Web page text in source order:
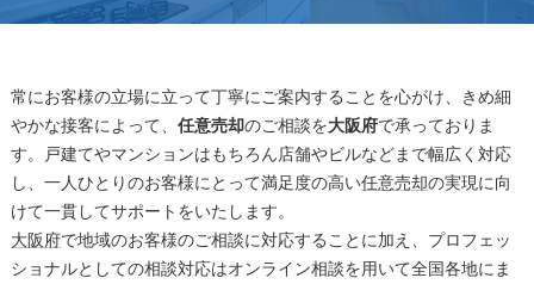
常にお客様の立場に立って丁寧にご案内することを心がけ、きめ細
やかな接客によって、 任意売却のご相談を大阪府で承っておりま
す。戸建てやマンションはもちろん店舗やビルなどまで幅広く対応
し、一人ひとりのお客様にとって満足度の高い任意売却の実現に向
けて一貫してサポートをいたします。
大阪府で地域のお客様のご相談に対応することに加え、プロフェッ
ショナルとしての相談対応はオンライン相談を用いて全国各地にま